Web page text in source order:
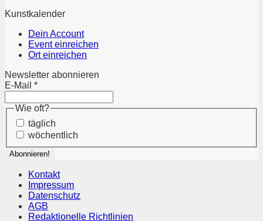
Kunstkalender
Dein Account
Event einreichen
Ort einreichen
Newsletter abonnieren
E-Mail *
Wie oft?
täglich
wöchentlich
Kontakt
Impressum
Datenschutz
AGB
Redaktionelle Richtlinien